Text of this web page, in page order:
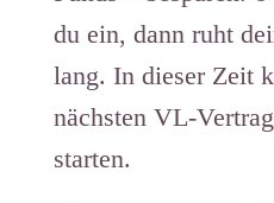
du ein, dann ruht
lang. In dieser Zeit
nächsten VL-
starten.